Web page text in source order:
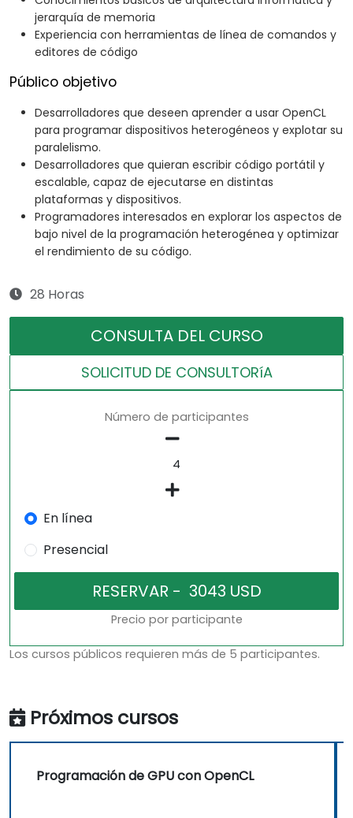
jerarquía de memoria
Experiencia con herramientas de línea de comandos y
editores de código
Público objetivo
Desarrolladores que deseen aprender a usar OpenCL
para programar dispositivos heterogéneos y explotar su
paralelismo.
Desarrolladores que quieran escribir código portátil y
escalable, capaz de ejecutarse en distintas
plataformas y dispositivos.
Programadores interesados en explorar los aspectos de
bajo nivel de la programación heterogénea y optimizar
el rendimiento de su código.
28 Horas
CONSULTA DEL CURSO
SOLICITUD DE CONSULTORíA
Número de participantes
En línea
Presencial
Precio por participante
Los cursos públicos requieren más de 5 participantes.
Próximos cursos
Programación de GPU con OpenCL